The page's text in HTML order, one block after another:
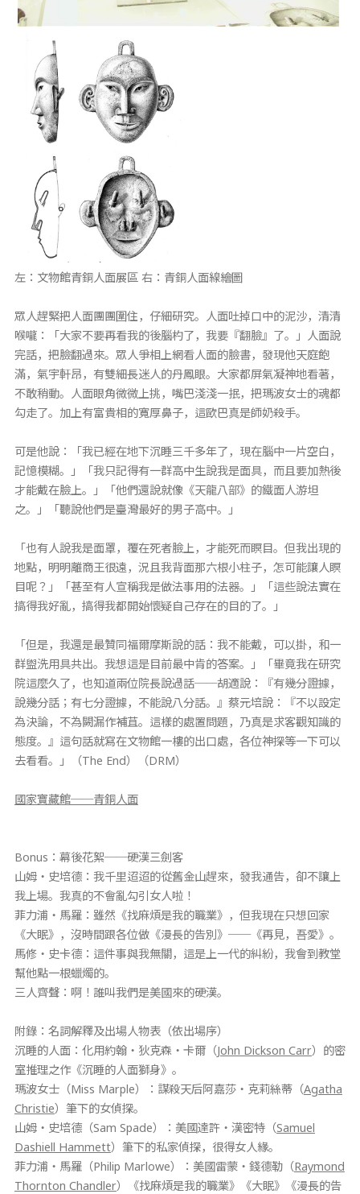
左：文物館青銅人面展區 右：青銅人面線繪圖
眾人趕緊把人面團團圍住，仔細研究。人面吐掉口中的泥沙，清清
喉嚨：「大家不要再看我的後腦杓了，我要『翻臉』了。」人面說
完話，把臉翻過來。眾人爭相上網看人面的臉書，發現他天庭飽
滿，氣宇軒昂，有雙細長迷人的丹鳳眼。大家都屏氣凝神地看著，
不敢稍動。人面眼角微微上挑，嘴巴淺淺一抿，把瑪波女士的魂都
勾走了。加上有富貴相的寬厚鼻子，這歐巴真是師奶殺手。
可是他說：「我已經在地下沉睡三千多年了，現在腦中一片空白，
記憶模糊。」「我只記得有一群高中生說我是面具，而且要加熱後
才能戴在臉上。」「他們還說就像《天龍八部》的鐵面人游坦
之。」「聽說他們是臺灣最好的男子高中。」
「也有人說我是面罩，覆在死者臉上，才能死而瞑目。但我出現的
地點，明明離商王很遠，況且我背面那六根小柱子，怎可能讓人瞑
目呢？」「甚至有人宣稱我是做法事用的法器。」「這些說法實在
搞得我好亂，搞得我都開始懷疑自己存在的目的了。」
「但是，我還是最贊同福爾摩斯說的話：我不能戴，可以掛，和一
群盥洗用具共出。我想這是目前最中肯的答案。」「畢竟我在研究
院這麼久了，也知道兩位院長說過話──胡適說：『有幾分證據，
說幾分話；有七分證據，不能說八分話。』蔡元培說：『不以設定
為決論，不為闕漏作補苴。這樣的處置問題，乃真是求客觀知識的
態度。』這句話就寫在文物館一樓的出口處，各位神探等一下可以
去看看。」（The End）（DRM）
國家寶藏館──青銅人面
Bonus：幕後花絮──硬漢三劍客
山姆‧史培德：我千里迢迢的從舊金山趕來，發我通告，卻不讓上
我上場。我真的不會亂勾引女人啦！
菲力浦‧馬羅：雖然《找麻煩是我的職業》，但我現在只想回家
《大眠》，沒時間跟各位做《漫長的告別》──《再見，吾愛》。
馬修‧史卡德：這件事與我無關，這是上一代的糾紛，我會到教堂
幫他點一根蠟燭的。
三人齊聲：啊！誰叫我們是美國來的硬漢。
附錄：名詞解釋及出場人物表（依出場序）
沉睡的人面：化用約翰‧狄克森‧卡爾（John Dickson Carr）的密
室推理之作《沉睡的人面獅身》。
瑪波女士（Miss Marple）：謀殺天后阿嘉莎‧克莉絲蒂（Agatha
Christie）筆下的女偵探。
山姆‧史培德（Sam Spade）：美國達許‧漢密特（Samuel
Dashiell Hammett）筆下的私家偵探，很得女人緣。
菲力浦‧馬羅（Philip Marlowe）：美國雷蒙‧錢德勒（Raymond
Thornton Chandler）《找麻煩是我的職業》《大眠》《漫長的告